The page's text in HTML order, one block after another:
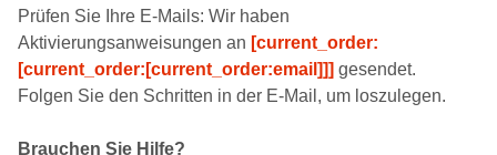
Prüfen Sie Ihre E-Mails: Wir haben
Aktivierungsanweisungen an [current_order:
[current_order:[current_order:email]]] gesendet.
Folgen Sie den Schritten in der E-Mail, um loszulegen.
Brauchen Sie Hilfe?